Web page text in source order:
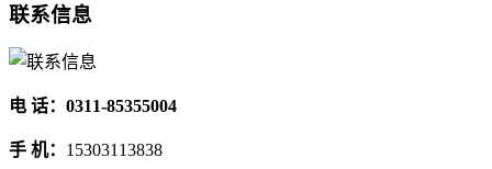
联系信息
电 话：0311-85355004
手 机： 15303113838